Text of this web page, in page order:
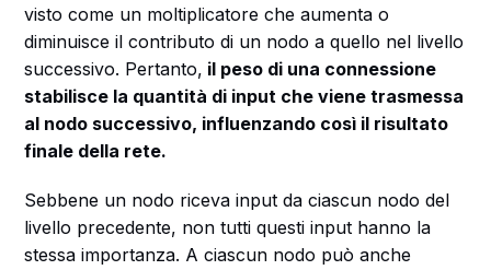
visto come un moltiplicatore che aumenta o
diminuisce il contributo di un nodo a quello nel livello
successivo. Pertanto, il peso di una connessione
stabilisce la quantità di input che viene trasmessa
al nodo successivo, influenzando così il risultato
finale della rete.
Sebbene un nodo riceva input da ciascun nodo del
livello precedente, non tutti questi input hanno la
stessa importanza. A ciascun nodo può anche